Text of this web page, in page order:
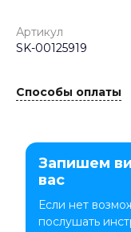
Артикул
SK-00125919
Способы оплаты
Запишем
вас
Если нет
послушать